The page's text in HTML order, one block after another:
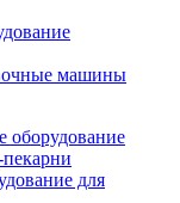
машины
оборудование
для